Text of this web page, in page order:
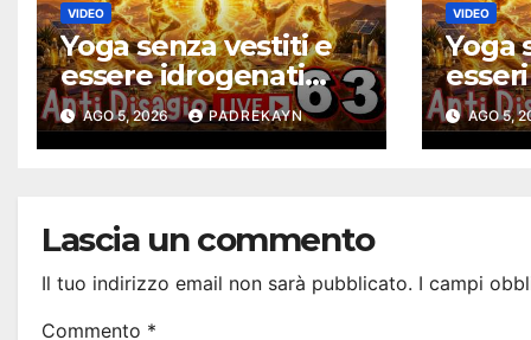
VIDEO
Yoga senza vestiti e
essere idrogenati
solari – Task Force
Antidisagio ep. 63
AGO 5, 2026 PADREKAYN
VIDEO
Yoga
solari
AGO 5,
Lascia un commento
Il tuo indirizzo email non sarà pubblicato. I campi
Commento *